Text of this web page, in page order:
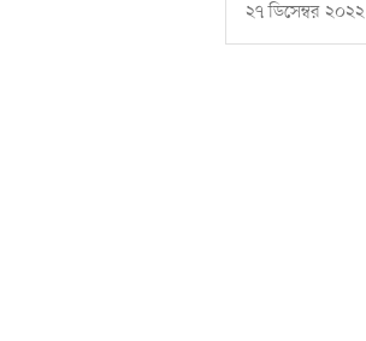
২৭ ডিসেম্বর ২০২২